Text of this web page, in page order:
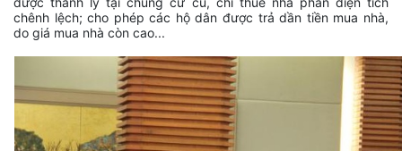
chênh lệch; cho phép các hộ dân được trả dần tiền mua nhà,
do giá mua nhà còn cao...